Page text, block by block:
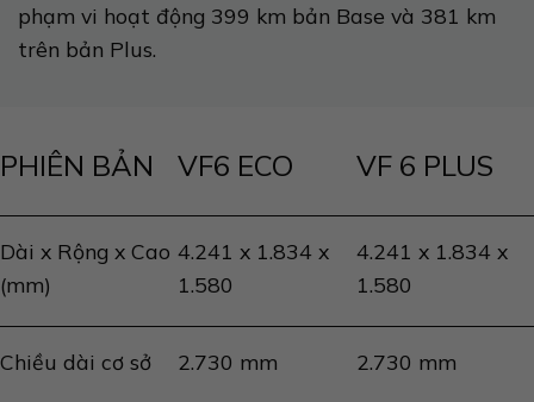
phạm vi hoạt động 399 km bản Base và 381 km
trên bản Plus.
PHIÊN BẢN VF6 ECO VF 6 PLUS
Dài x Rộng x Cao
(mm)
4.241 x 1.834 x
1.580
4.241 x 1.834 x
1.580
Chiều dài cơ sở 2.730 mm 2.730 mm